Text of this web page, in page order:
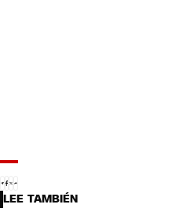
LEE TAMBIÉN